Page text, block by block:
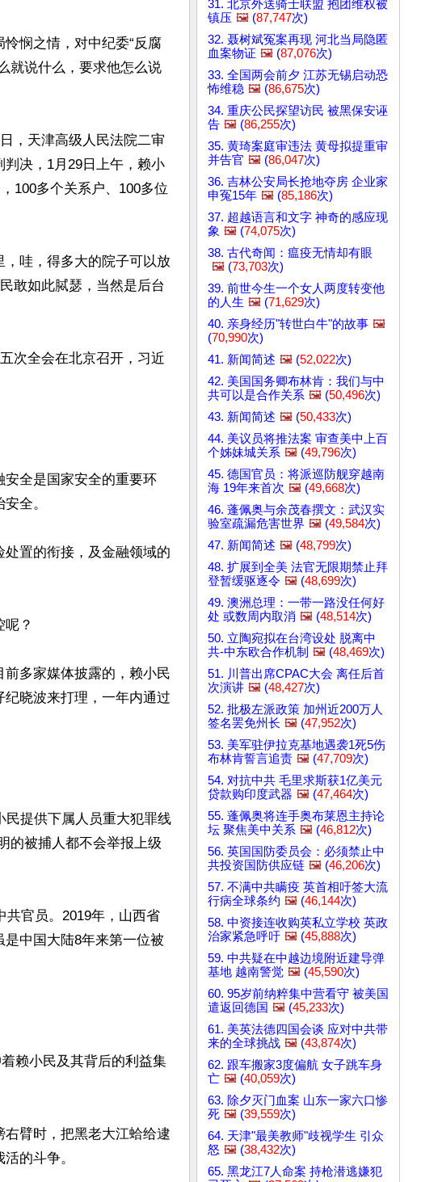
悯之情，对中纪委“反腐
就说什么，要求他怎么说
，天津高级人民法院二审
决，1月29日上午，赖小
100多个关系户、100多位
哇，得多大的院子可以放
敢如此脦瑟，当然是后台
次全会在北京召开，习近
全是国家安全的重要环
全。
置的衔接，及金融领域的
？
多家媒体披露的，赖小民
晓波来打理，一年内通过
民提供下属人员重大犯罪线
的被捕人都不会举报上级
共官员。2019年，山西省
中国大陆8年来第一位被
赖小民及其背后的利益集
臂时，把黑老大江蛤给逮
的斗争。
31. 北京外送骑士联盟 抱团维权被
镇压 🖼️ (87,747次)
32. 聂树斌冤案再现 河北当局隐匿
血案物证 🖼️ (87,076次)
33. 全国两会前夕 江苏无锡启动恐
怖维稳 🖼️ (86,675次)
34. 重庆公民探望访民 被黑保安诬
告 🖼️ (86,255次)
35. 黄琦案庭审违法 黄母拟提重审
并告官 🖼️ (86,047次)
36. 吉林公安局长抢地夺房 企业家
申冤15年 🖼️ (85,186次)
37. 超越语言和文字 神奇的感应现
象 🖼️ (74,075次)
38. 古代奇闻：瘟疫无情却有眼
🖼️ (73,703次)
39. 前世今生一个女人两度转变他
的人生 🖼️ (71,629次)
40. 亲身经历"转世白牛"的故事 🖼️
(70,990次)
41. 新闻简述 🖼️ (52,022次)
42. 美国国务卿布林肯：我们与中
共可以是合作关系 🖼️ (50,496次)
43. 新闻简述 🖼️ (50,433次)
44. 美议员将推法案 审查美中上百
个姊妹城关系 🖼️ (49,796次)
45. 德国官员：将派巡防舰穿越南
海 19年来首次 🖼️ (49,668次)
46. 蓬佩奥与余茂春撰文：武汉实
验室疏漏危害世界 🖼️ (49,584次)
47. 新闻简述 🖼️ (48,799次)
48. 扩展到全美 法官无限期禁止拜
登暂缓驱逐令 🖼️ (48,699次)
49. 澳洲总理：一带一路没任何好
处 或数周内取消 🖼️ (48,514次)
50. 立陶宛拟在台湾设处 脱离中
共-中东欧合作机制 🖼️ (48,469次)
51. 川普出席CPAC大会 离任后首
次演讲 🖼️ (48,427次)
52. 批极左派政策 加州近200万人
签名罢免州长 🖼️ (47,952次)
53. 美军驻伊拉克基地遇袭1死5伤
布林肯誓言追责 🖼️ (47,709次)
54. 对抗中共 毛里求斯获1亿美元
贷款购印度武器 🖼️ (47,464次)
55. 蓬佩奥将连手奥布莱恩主持论
坛 聚焦美中关系 🖼️ (46,812次)
56. 英国国防委员会：必须禁止中
共投资国防供应链 🖼️ (46,206次)
57. 不满中共瞒疫 英首相吁签大流
行病全球条约 🖼️ (46,144次)
58. 中资接连收购英私立学校 英政
治家紧急呼吁 🖼️ (45,888次)
59. 中共疑在中越边境附近建导弹
基地 越南警觉 🖼️ (45,590次)
60. 95岁前纳粹集中营看守 被美国
遣返回德国 🖼️ (45,233次)
61. 美英法德四国会谈 应对中共带
来的全球挑战 🖼️ (43,874次)
62. 跟车搬家3度偏航 女子跳车身
亡 🖼️ (40,059次)
63. 除夕灭门血案 山东一家六口惨
死 🖼️ (39,559次)
64. 天津"最美教师"歧视学生 引众
怒 🖼️ (38,432次)
65. 黑龙江7人命案 持枪潜逃嫌犯